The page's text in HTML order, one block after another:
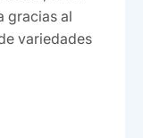
gracias al
variedades